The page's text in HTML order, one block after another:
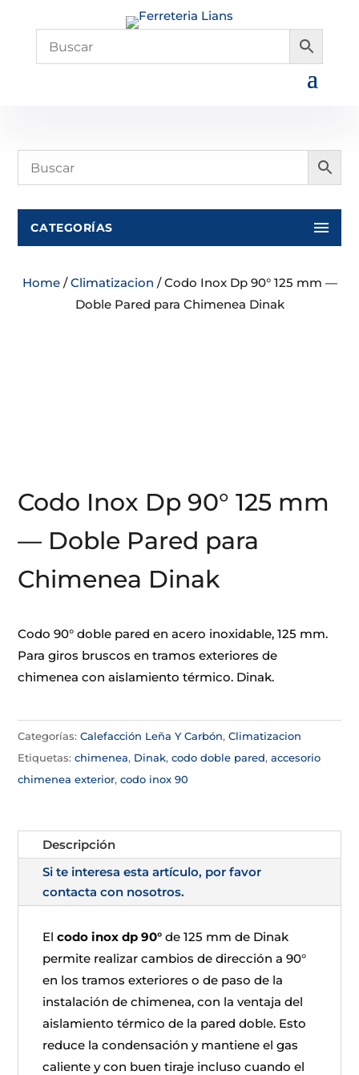
CATEGORÍAS
Home/Climatizacion / Codo Inox Dp 90° 125 mm —
Doble Pared para Chimenea Dinak
Codo Inox Dp 90° 125 mm
— Doble Pared para
Chimenea Dinak
Codo 90° doble pared en acero inoxidable, 125 mm.
Para giros bruscos en tramos exteriores de
chimenea con aislamiento térmico. Dinak.
Categorías:Calefacción Leña Y Carbón,Climatizacion
Etiquetas:chimenea, Dinak,codo doble pared,accesorio
chimenea exterior,codo inox 90
Descripción
Si te interesa esta artículo, por favor
contacta con nosotros.
Elcodo inox dp 90° de 125 mm de Dinak
permite realizar cambios de dirección a 90°
en los tramos exteriores o de paso de la
instalación de chimenea, con la ventaja del
aislamiento térmico de la pared doble. Esto
reduce la condensación y mantiene el gas
caliente y con buen tiraje incluso cuando el